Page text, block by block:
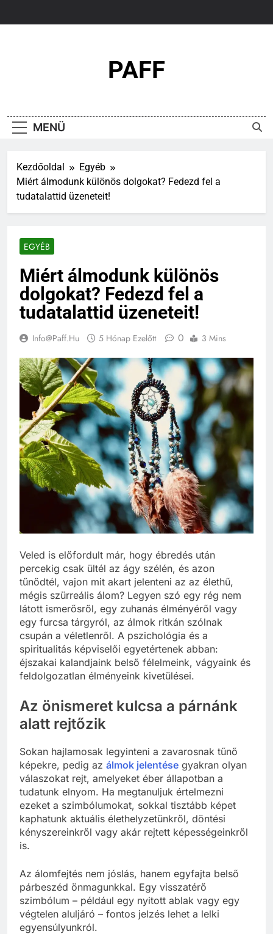
PAFF
MENÜ
Kezdőoldal
Egyéb
Miért álmodunk különös dolgokat? Fedezd fel a
tudatalattid üzeneteit!
EGYÉB
Miért álmodunk különös
dolgokat? Fedezd fel a
tudatalattid üzeneteit!
Info@paff.hu 5 Hónap Ezelőtt 0 3 Mins
Veled is előfordult már, hogy ébredés után
percekig csak ültél az ágy szélén, és azon
tűnődtél, vajon mit akart jelenteni az az élethű,
mégis szürreális álom? Legyen szó egy rég nem
látott ismerősről, egy zuhanás élményéről vagy
egy furcsa tárgyról, az álmok ritkán szólnak
csupán a véletlenről. A pszichológia és a
spiritualitás képviselői egyetértenek abban:
éjszakai kalandjaink belső félelmeink, vágyaink és
feldolgozatlan élményeink kivetülései.
Az önismeret kulcsa a párnánk
alatt rejtőzik
Sokan hajlamosak legyinteni a zavarosnak tűnő
képekre, pedig az álmok jelentése gyakran olyan
válaszokat rejt, amelyeket éber állapotban a
tudatunk elnyom. Ha megtanuljuk értelmezni
ezeket a szimbólumokat, sokkal tisztább képet
kaphatunk aktuális élethelyzetünkről, döntési
kényszereinkről vagy akár rejtett képességeinkről
is.
Az álomfejtés nem jóslás, hanem egyfajta belső
párbeszéd önmagunkkal. Egy visszatérő
szimbólum – például egy nyitott ablak vagy egy
végtelen aluljáró – fontos jelzés lehet a lelki
egyensúlyunkról.